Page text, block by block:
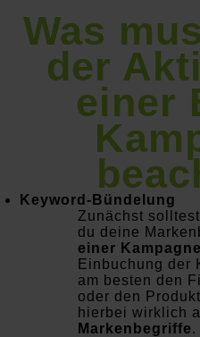
Was
der
einer
Keyword-Bündelung
Zunächst
du deine
einer Kampagne
Einbuchung der
am besten den
oder den
hierbei wirklich
Markenbegriffe.